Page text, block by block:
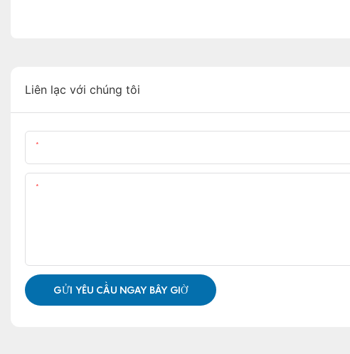
Liên lạc với chúng tôi
GỬI YÊU CẦU NGAY BÂY GIỜ